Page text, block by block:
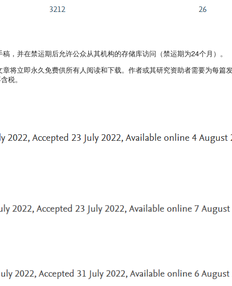
并在禁运期后允许公众从其机构的存储库访问（禁运期为24个月）。
立即永久免费供所有人阅读和下载。作者或其研究资助者需要为每篇
税。